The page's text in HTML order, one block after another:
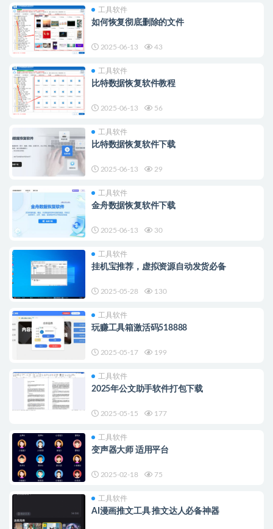
工具软件
如何恢复彻底删除的文件
2025-06-13 43
工具软件
比特数据恢复软件教程
2025-06-13 56
工具软件
比特数据恢复软件下载
2025-06-13 29
工具软件
金舟数据恢复软件下载
2025-06-13 30
工具软件
挂机宝推荐，虚拟资源自动发货必备
2025-05-28 130
工具软件
玩赚工具箱激活码518888
2025-05-17 199
工具软件
2025年公文助手软件打包下载
2025-05-15 177
工具软件
变声器大师 适用平台
2025-02-18 75
工具软件
AI漫画推文工具 推文达人必备神器